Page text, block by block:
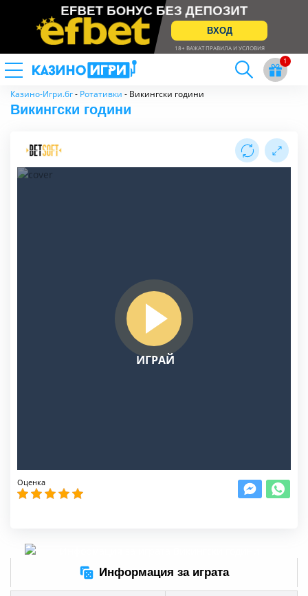
EFBET БОНУС БЕЗ ДЕПОЗИТ
ВХОД
18+ ВАЖАТ ПРАВИЛА И УСЛОВИЯ
Казино-Игри.бг- Ротативки - Викингски години
Викингски години
Оценка
Информация за играта